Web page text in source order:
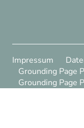
Impressum
Grounding Page
Grounding Page